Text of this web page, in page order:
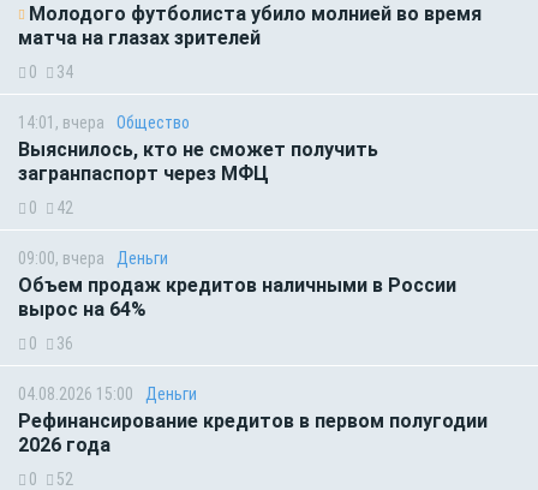
Молодого футболиста убило молнией во время
матча на глазах зрителей
0 34
14:01, вчера Общество
Выяснилось, кто не сможет получить
загранпаспорт через МФЦ
0 42
09:00, вчера Деньги
Объем продаж кредитов наличными в России
вырос на 64%
0 36
04.08.2026 15:00 Деньги
Рефинансирование кредитов в первом полугодии
2026 года
0 52